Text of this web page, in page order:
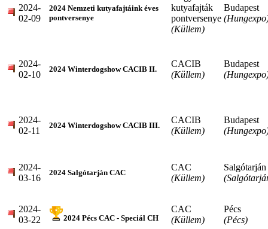
2024-
02-09
2024 Nemzeti kutyafajtáink éves
pontversenye
kutyafajták
pontversenye
(Küllem)
Budapest
2024-
02-10
2024 Winterdogshow CACIB II.
CACIB
(Küllem)
Budapest
2024-
02-11
2024 Winterdogshow CACIB III.
CACIB
(Küllem)
Budapest
2024-
03-16
2024 Salgótarján CAC
CAC
(Küllem)
Salgótarján
2024-
03-22
2024 Pécs CAC - Speciál CH
CAC
(Küllem)
Pécs
(Pécs)